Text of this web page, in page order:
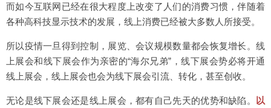
而如今互联网已经在很大程度上改变了人们的消费习惯，伴随着
各种高科技显示技术的发展，线上消费已经被大多数人所接受。
所以疫情一旦得到控制，展览、会议规模数量都会恢复增长。线
上展会和线下展会作为亲密的“海尔兄弟”，线下展会势必将开通
线上展会，线上展会也会为线下展会引流、转化，甚至创收。
无论是线下展会还是线上展会，都有自己先天的优势和缺陷。 以